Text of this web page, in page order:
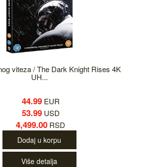
viteza / The Dark Knight Rises 4K
UH...
44.99EUR
53.99USD
4,499.00 RSD
Dodaj u korpu
Više detalja